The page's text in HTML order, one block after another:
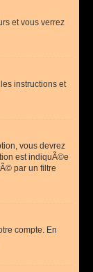
et vous verrez
instructions et
vous devrez
est indiquÃ©e
par un filtre
compte. En